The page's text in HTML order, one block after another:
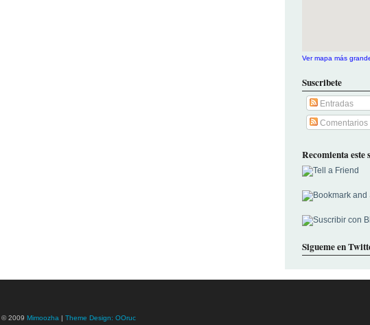
Ver mapa más
Suscribete
Entradas
Comentarios
Recomienta este
Sigueme en
© 2009 Mimoozha | Theme Design: OOruc